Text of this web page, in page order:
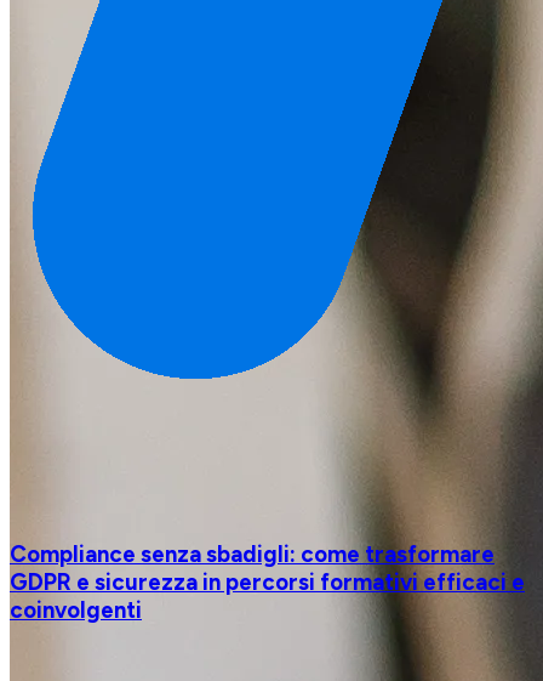
Compliance senza sbadigli: come trasformare
GDPR e sicurezza in percorsi formativi efficaci e
coinvolgenti